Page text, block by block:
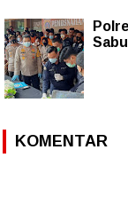
KOMENTAR